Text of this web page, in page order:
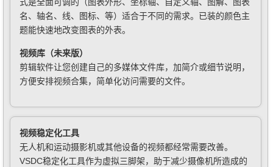
名、轴名、线、图标、等）适合于不同的需求。已装的颜色主
题能快速地改变图表的外表。
视频库（未来版）
剪辑软件让您创建自己的多媒体文件库，加简介或细节说明，
方便安排视频合集，简单化访问需要的文件。
视频稳定化工具
无人机和运动摄影机或其他设备的视频都经常需要改善。
VSDC稳定化工具作为虚拟三脚架，助于减少摄像机所造成的